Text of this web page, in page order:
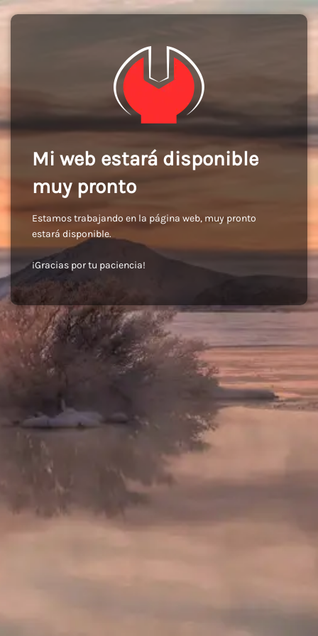
Mi web estará disponible
muy pronto
Estamos trabajando en la página web, muy pronto
estará disponible.
¡Gracias por tu paciencia!